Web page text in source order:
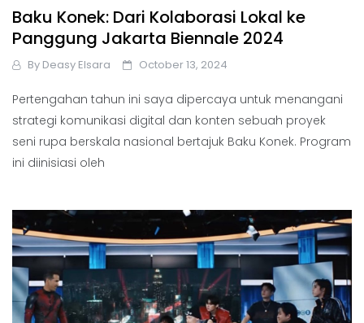
Baku Konek: Dari Kolaborasi Lokal ke
Panggung Jakarta Biennale 2024
By Deasy Elsara October 13, 2024
Pertengahan tahun ini saya dipercaya untuk menangani
strategi komunikasi digital dan konten sebuah proyek
seni rupa berskala nasional bertajuk Baku Konek. Program
ini diinisiasi oleh